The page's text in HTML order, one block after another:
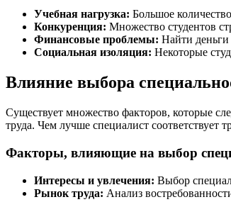
Учебная нагрузка: Большое
Конкуренция: Множество студентов
Финансовые проблемы: Найти деньги
Социальная изоляция: Некоторые
Влияние выбора
Существует множество факторов, которые
труда. Чем лучше специалист соответствует
Факторы, влияющие на выбор
Интересы и увлечения: Выбор
Рынок труда: Анализ